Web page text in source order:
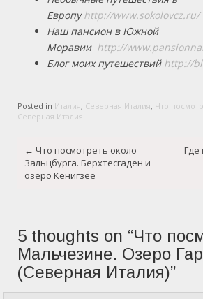
Европуhttp://www.sokolovcz.ru/
Наш пансион в Южной
Моравии http://
Блог моих путешествий http://
Posted in Италия, Северная Италия, Что
Северная Италия
navigation
← Что посмотреть около
Зальцбурга. Берхтесгаден и
озеро Кёнигзее
Где
5 thoughts on “Что
Мальчезине. Озеро
(Северная Италия)”